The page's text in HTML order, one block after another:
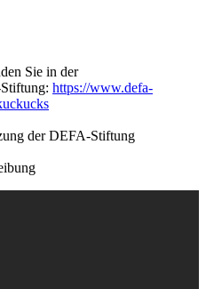
Sie in der
https://www.defa-
der DEFA-Stiftung